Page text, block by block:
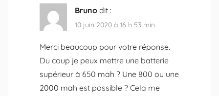
Bruno dit :
10 juin 2020 à 16 h 53 min
Merci beaucoup pour votre réponse.
Du coup je peux mettre une batterie
supérieur à 650 mah ? Une 800 ou une
2000 mah est possible ? Cela me